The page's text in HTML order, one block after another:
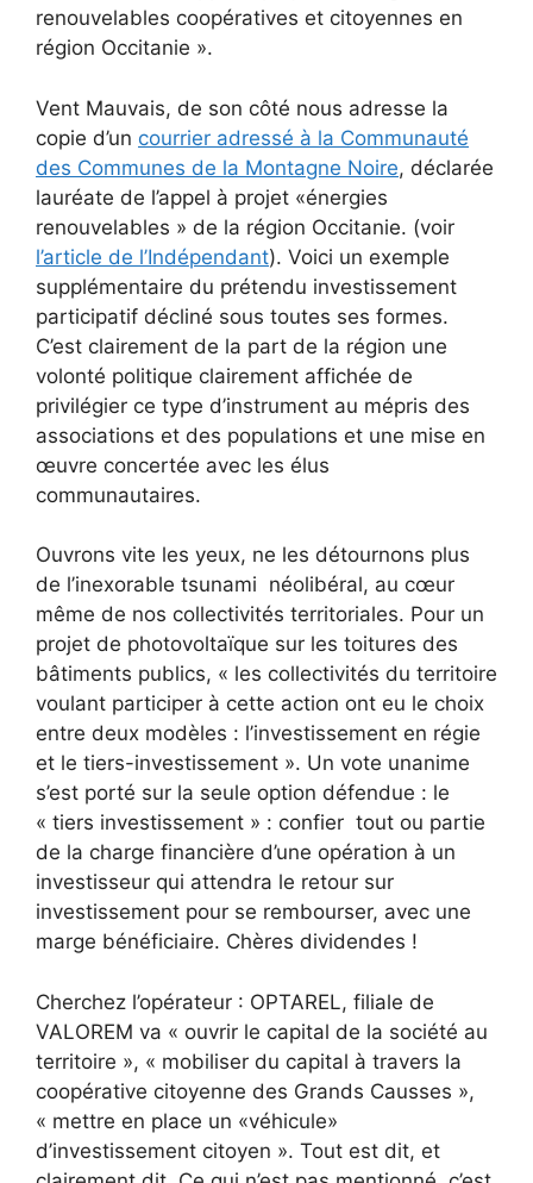
renouvelables coopératives et citoyennes en
région Occitanie ».
Vent Mauvais, de son côté nous adresse la
copie d’un courrier adressé à la Communauté
des Communes de la Montagne Noire, déclarée
lauréate de l’appel à projet «énergies
renouvelables » de la région Occitanie. (voir
l’article de l’Indépendant). Voici un exemple
supplémentaire du prétendu investissement
participatif décliné sous toutes ses formes.
C’est clairement de la part de la région une
volonté politique clairement affichée de
privilégier ce type d’instrument au mépris des
associations et des populations et une mise en
œuvre concertée avec les élus
communautaires.
Ouvrons vite les yeux, ne les détournons plus
de l’inexorable tsunami néolibéral, au cœur
même de nos collectivités territoriales. Pour un
projet de photovoltaïque sur les toitures des
bâtiments publics, « les collectivités du territoire
voulant participer à cette action ont eu le choix
entre deux modèles : l’investissement en régie
et le tiers-investissement ». Un vote unanime
s’est porté sur la seule option défendue : le
« tiers investissement » : confier tout ou partie
de la charge financière d’une opération à un
investisseur qui attendra le retour sur
investissement pour se rembourser, avec une
marge bénéficiaire. Chères dividendes !
Cherchez l’opérateur : OPTAREL, filiale de
VALOREM va « ouvrir le capital de la société au
territoire », « mobiliser du capital à travers la
coopérative citoyenne des Grands Causses »,
« mettre en place un «véhicule»
d’investissement citoyen ». Tout est dit, et